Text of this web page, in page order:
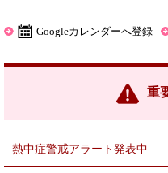
Googleカレンダーへ登録
重
熱中症警戒アラート発表中